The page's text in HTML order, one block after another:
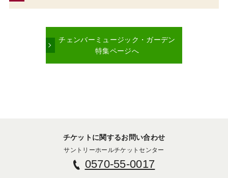
チェンバーミュージック・ガーデン
特集ページへ
チケットに関するお問い合わせ
サントリーホールチケットセンター
0570-55-0017